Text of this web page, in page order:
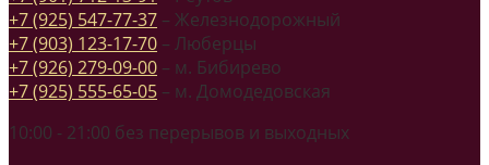
+7 (925) 547-77-37 – Железнодорожный
+7 (903) 123-17-70 – Люберцы
+7 (926) 279-09-00 – м. Бибирево
+7 (925) 555-65-05 – м. Домодедовская
10:00 - 21:00 без перерывов и выходных